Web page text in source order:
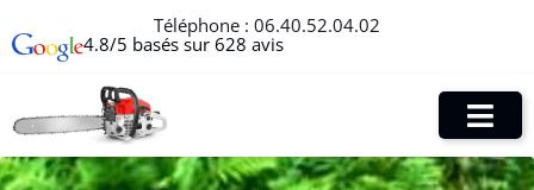
Téléphone : 06.40.52.04.02
4.8/5 basés sur 628 avis